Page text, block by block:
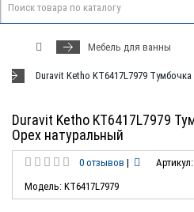
Мебель для ванны
Duravit Ketho KT6417L7979 Тумбочка
Duravit Ketho KT6417L7979
Орех натуральный
0 отзывов |
Модель: KT6417L7979